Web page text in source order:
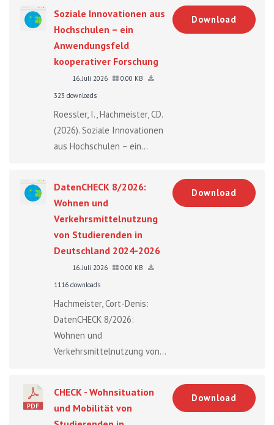
Soziale Innovationen aus
Hochschulen – ein
Anwendungsfeld
kooperativer Forschung
16. Juli 2026
0.00 KB
323 downloads
Roessler, I., Hachmeister, CD.
(2026). Soziale Innovationen
aus Hochschulen – ein...
Download
DatenCHECK 8/2026:
Wohnen und
Verkehrsmittelnutzung
von Studierenden in
Deutschland 2024-2026
16. Juli 2026
0.00 KB
1116 downloads
Hachmeister, Cort-Denis:
DatenCHECK 8/2026:
Wohnen und
Verkehrsmittelnutzung von...
Download
CHECK - Wohnsituation
und Mobilität von
Download